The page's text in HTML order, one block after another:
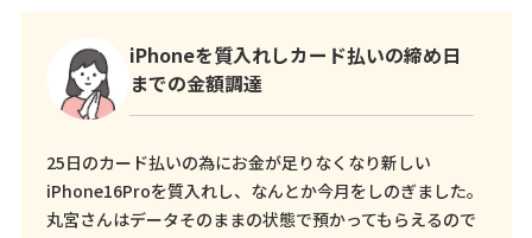
iPhoneを質入れしカード払いの締め日
までの金額調達
25日のカード払いの為にお金が足りなくなり新しい
iPhone16Proを質入れし、なんとか今月をしのぎました。
丸宮さんはデータそのままの状態で預かってもらえるので